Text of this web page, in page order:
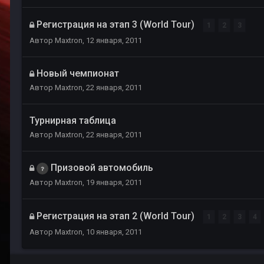
Регистрация на этап 3 (World Tour)
Автор Maxtron, 12 января, 2011
Новый чемпионат
Автор Maxtron, 22 января, 2011
Турнирная таблица
Автор Maxtron, 22 января, 2011
Призовой автомобиль
Автор Maxtron, 19 января, 2011
Регистрация на этап 2 (World Tour)
Автор Maxtron, 10 января, 2011